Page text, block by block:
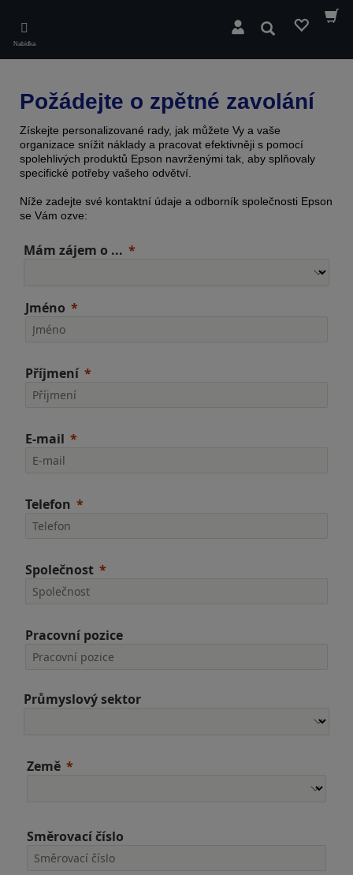
main
content
Nabídka
Hledat
Požádejte o zpětné zavolání
Získejte personalizované rady, jak můžete Vy a vaše
organizace snížit náklady a pracovat efektivněji s pomocí
spolehlivých produktů Epson navrženými tak, aby splňovaly
specifické potřeby vašeho odvětví.
Níže zadejte své kontaktní údaje a odborník společnosti Epson
se Vám ozve:
Mám zájem o ...
Jméno
Příjmení
E-mail
Telefon
Společnost
Pracovní pozice
Průmyslový sektor
Země
Směrovací číslo